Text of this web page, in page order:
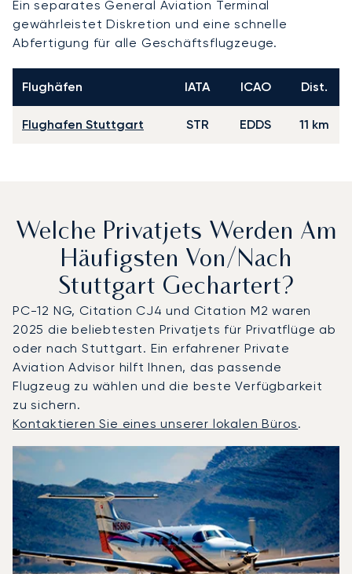
Ein separates General Aviation Terminal
gewährleistet Diskretion und eine schnelle
Abfertigung für alle Geschäftsflugzeuge.
Flughäfen IATA ICAO Dist.
Flughafen Stuttgart STR EDDS 11 km
Welche Privatjets Werden Am
Häufigsten Von/nach
Stuttgart Gechartert?
PC-12 NG, Citation CJ4 und Citation M2 waren
2025 die beliebtesten Privatjets für Privatflüge ab
oder nach Stuttgart. Ein erfahrener Private
Aviation Advisor hilft Ihnen, das passende
Flugzeug zu wählen und die beste Verfügbarkeit
zu sichern.
Kontaktieren Sie eines unserer lokalen Büros.
Foto des Flugzeugs
Flugzeugmodell
Geschwindigkeit (km/h)
Geschwindigkeit (Knoten)
Reichweite (NM)